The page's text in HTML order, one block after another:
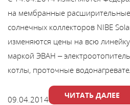
2-
888-
555
на мембранные
солнечных коллекторов NIBE
изменяются цены на всю
маркой ЭВАН –
котлы, проточные
09.04.2014 ЧИТАТЬ ДАЛЕЕ